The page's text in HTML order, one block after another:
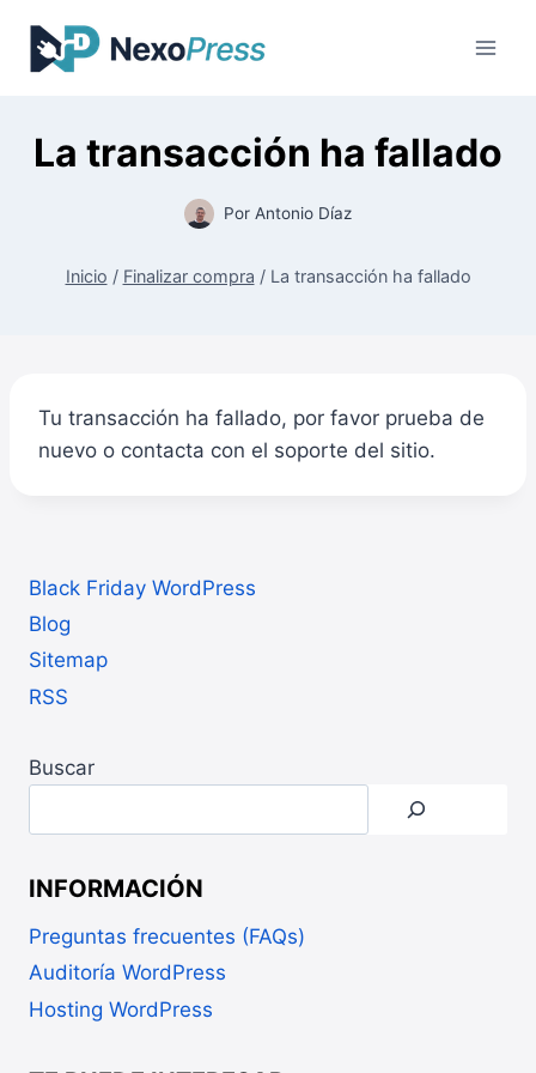
contenido
La transacción ha fallado
Por Antonio Díaz
Inicio / Finalizar compra / La transacción ha fallado
Tu transacción ha fallado, por favor prueba de
nuevo o contacta con el soporte del sitio.
Black Friday WordPress
Blog
Sitemap
RSS
Buscar
INFORMACIÓN
Preguntas frecuentes (FAQs)
Auditoría WordPress
Hosting WordPress